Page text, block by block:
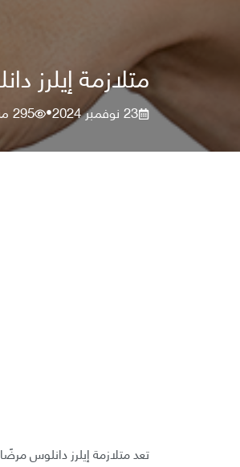
متلازمة إيلرز
23 نوفمبر 2024 •
295
تعد متلازمة إيلرز دانلوس